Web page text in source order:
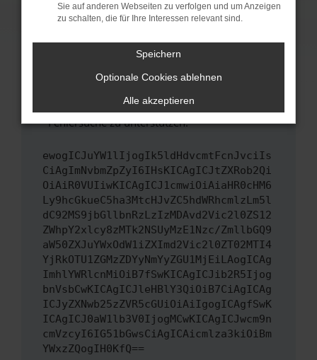
führen, dass bestimmte Funktionen nicht mehr
unterstützt werden.
Wende dich an den Webseitenbetreiber.
Wenn du alle oben genannten Schritte versucht
hast, kontaktiere uns bitte. Wir werden
uns diesen Text schicken, um uns bei der
Fehlersuche zu unterstützen:
ewogICJuYW1lIjogIk5ldHdvcmtFcnJvciIs
CiAgImNvbmZpZyI6IHsKICAgICJtZXRob2Qi
OiAiR0VUIiwKICAgICJ1cmwiOiAiaHR0cHM6
Ly9hcGkueC5ha3MtcHJvZC5hdWRhcmlzLm5l
dC92MS9jbGllbnRzLzIzMDAvd2Vic2l0ZS12
ZWhpY2xlcy8zMTk2NSUyMzE1Nzc/ZmllbGQ9
aW50ZXJuYWxOdW1iZXImd2Vic2l0ZT02MTI4
YjRkOTU1ZGMzZDYyNmYyZGU1MjEiLAogICAg
ImhlYWRlcnMiOiB7fSwKICAgICJib2R5Ijog
bnVsbCwKICAgICJleHBlY3QiOiB7CiAgICAg
ICJyZXNwb25zZVR5cGUiOiAiIgogICAgfSwK
ICAgICJ0aW1lb3V0IjogMCwKICAgICJwcm9n
cmVzcyI6IG51bGwsCiAgICAicmlza3kiOiBm
YWxzZQogIH0KfQ==
Sie auf anderen Webseiten zu verfolgen und um Anzeigen
zu schalten, die für Ihre Interessen relevant sind.
Speichern
Optionale Cookies ablehnen
Alle akzeptieren